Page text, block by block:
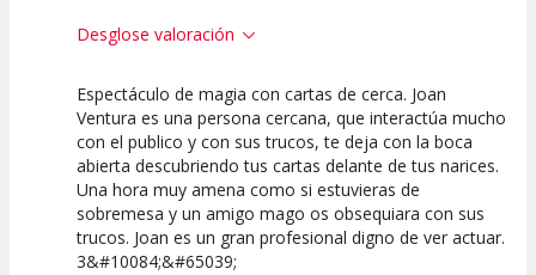
Desglose valoración
10
Calidad del
Espectáculo
10
Puesta en
Escena
10
Interpretación
artística
Espectáculo de magia con cartas de cerca. Joan
Ventura es una persona cercana, que interactúa mucho
con el publico y con sus trucos, te deja con la boca
abierta descubriendo tus cartas delante de tus narices.
Una hora muy amena como si estuvieras de
sobremesa y un amigo mago os obsequiara con sus
trucos. Joan es un gran profesional digno de ver actuar.
3&#10084;&#65039;